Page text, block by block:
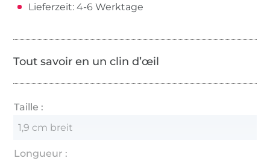
Lieferzeit: 4-6 Werktage
Tout savoir en un clin d’œil
Taille :
1,9 cm breit
Longueur :